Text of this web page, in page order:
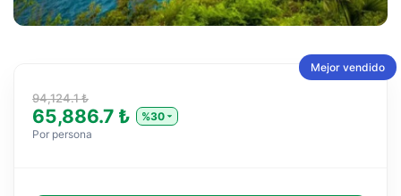
Mejor vendido
94,124.1 ₺
65,886.7 ₺
%30
Por persona